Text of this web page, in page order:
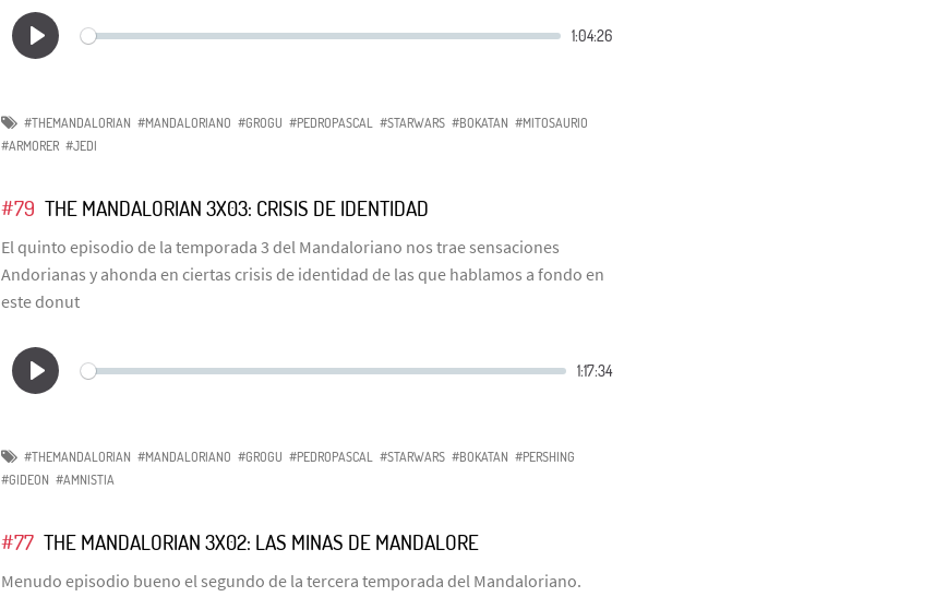
#THEMANDALORIAN #MANDALORIANO #GROGU #PEDROPASCAL #STARWARS #BOKATAN #MITOSAURIO
#ARMORER #JEDI
#79 THE MANDALORIAN 3X03: CRISIS DE IDENTIDAD
El quinto episodio de la temporada 3 del Mandaloriano nos trae sensaciones
Andorianas y ahonda en ciertas crisis de identidad de las que hablamos a fondo en
este donut
#THEMANDALORIAN #MANDALORIANO #GROGU #PEDROPASCAL #STARWARS #BOKATAN #PERSHING
#GIDEON #AMNISTIA
#77 THE MANDALORIAN 3X02: LAS MINAS DE MANDALORE
Menudo episodio bueno el segundo de la tercera temporada del Mandaloriano.